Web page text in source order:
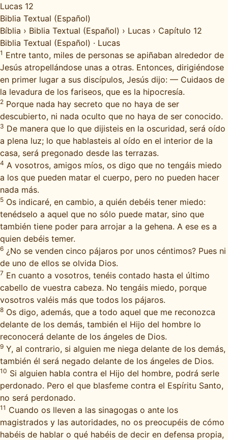
Lucas 12
Biblia Textual (Español)
Bíblia › Biblia Textual (Español) › Lucas › Capítulo 12
Biblia Textual (Español) · Lucas
1 Entre tanto, miles de personas se apiñaban alrededor de
Jesús atropellándose unas a otras. Entonces, dirigiéndose
en primer lugar a sus discípulos, Jesús dijo: — Cuidaos de
la levadura de los fariseos, que es la hipocresía.
2 Porque nada hay secreto que no haya de ser
descubierto, ni nada oculto que no haya de ser conocido.
3 De manera que lo que dijisteis en la oscuridad, será oído
a plena luz; lo que hablasteis al oído en el interior de la
casa, será pregonado desde las terrazas.
4 A vosotros, amigos míos, os digo que no tengáis miedo
a los que pueden matar el cuerpo, pero no pueden hacer
nada más.
5 Os indicaré, en cambio, a quién debéis tener miedo:
tenédselo a aquel que no sólo puede matar, sino que
también tiene poder para arrojar a la gehena. A ese es a
quien debéis temer.
6 ¿No se venden cinco pájaros por unos céntimos? Pues ni
de uno de ellos se olvida Dios.
7 En cuanto a vosotros, tenéis contado hasta el último
cabello de vuestra cabeza. No tengáis miedo, porque
vosotros valéis más que todos los pájaros.
8 Os digo, además, que a todo aquel que me reconozca
delante de los demás, también el Hijo del hombre lo
reconocerá delante de los ángeles de Dios.
9 Y, al contrario, si alguien me niega delante de los demás,
también él será negado delante de los ángeles de Dios.
10 Si alguien habla contra el Hijo del hombre, podrá serle
perdonado. Pero el que blasfeme contra el Espíritu Santo,
no será perdonado.
11 Cuando os lleven a las sinagogas o ante los
magistrados y las autoridades, no os preocupéis de cómo
habéis de hablar o qué habéis de decir en defensa propia,